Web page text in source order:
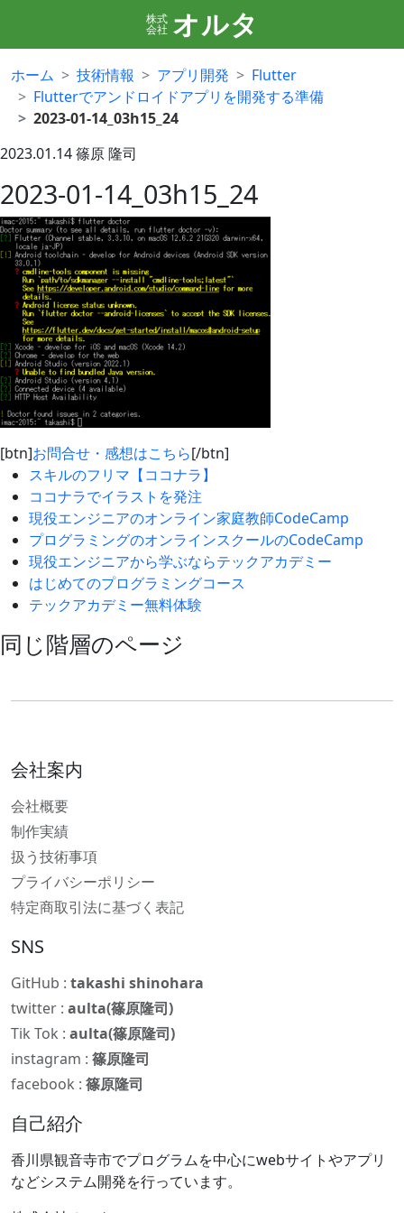
株式
会社 オルタ
ホーム 技術情報 アプリ開発
Flutter
Flutterでアンドロイドアプリを開発する準備
2023-01-14_03h15_24
2023.01.14篠原 隆司
2023-01-14_03h15_24
[btn]お問合せ・感想はこちら[/btn]
スキルのフリマ【ココナラ】
ココナラでイラストを発注
現役エンジニアのオンライン家庭教師CodeCamp
プログラミングのオンラインスクールのCodeCamp
現役エンジニアから学ぶならテックアカデミー
はじめてのプログラミングコース
テックアカデミー無料体験
同じ階層のページ
会社案内
会社概要
制作実績
扱う技術事項
プライバシーポリシー
特定商取引法に基づく表記
SNS
GitHub : takashi shinohara
twitter : aulta(篠原隆司)
Tik Tok : aulta(篠原隆司)
instagram : 篠原隆司
facebook : 篠原隆司
自己紹介
香川県観音寺市でプログラムを中心にwebサイトやアプリ
などシステム開発を行っています。